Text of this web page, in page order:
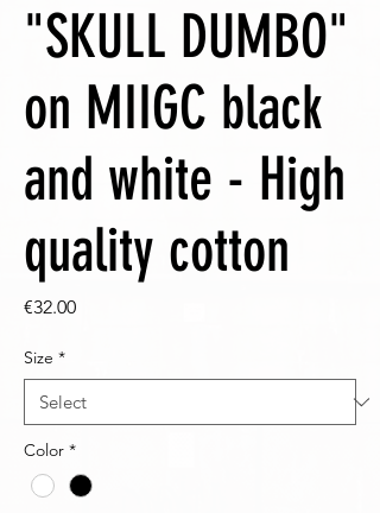
"SKULL DUMBO"
on MIIGC black
and white - High
quality cotton
€32.00Price
Size *
Color *